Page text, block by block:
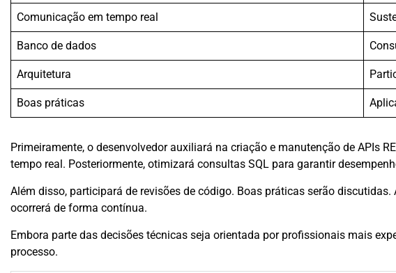
Comunicação em tempo real
Banco de dados
Arquitetura
Boas práticas
Primeiramente, o desenvolvedor auxiliará na criação e manutenção de APIs
tempo real. Posteriormente, otimizará consultas SQL para garantir
Além disso, participará de revisões de código. Boas práticas serão
ocorrerá de forma contínua.
Embora parte das decisões técnicas seja orientada por profissionais mais
processo.